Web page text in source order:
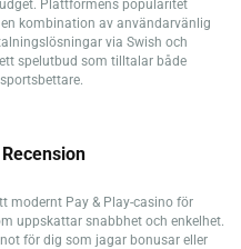
Plattformens popularitet
kombination av användarvänlig
via Swish och
spelutbud som tilltalar både
modernt Pay & Play-casino för
uppskattar snabbhet och enkelhet.
för dig som jagar bonusar eller